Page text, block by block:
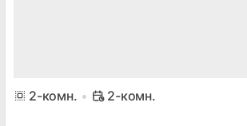
2-комн. 2-комн.